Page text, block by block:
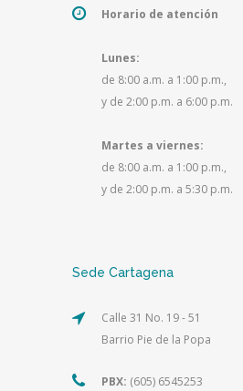
Horario de atención
Lunes:
de 8:00 a.m. a 1:00 p.m.,
y de 2:00 p.m. a 6:00 p.m.
Martes a viernes:
de 8:00 a.m. a 1:00 p.m.,
y de 2:00 p.m. a 5:30 p.m.
Sede Cartagena
Calle 31 No. 19 - 51
Barrio Pie de la Popa
PBX: (605) 6545253